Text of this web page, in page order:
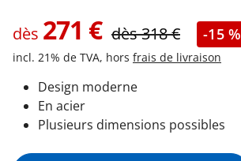
dès 271 € dès318€ -15 %
incl. 21% de TVA, hors frais de livraison
Design moderne
En acier
Plusieurs dimensions possibles